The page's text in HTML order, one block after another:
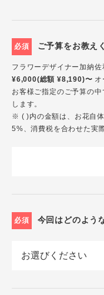
必須 ご予算をお教え
フラワーデザイナー加納
¥6,000(総額 ¥8,190)〜 オ
お客様ご指定のご予算の
します。
※ ( )内の金額は、お花自
5%、消費税を合わせた実
必須 今回はどのよう